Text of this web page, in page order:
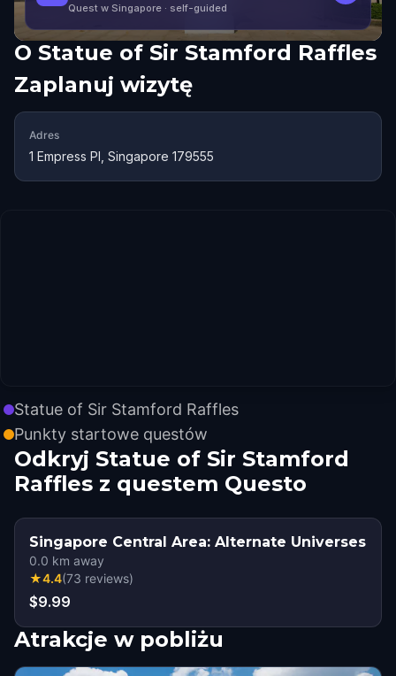
Quest w Singapore · self-guided
O Statue of Sir Stamford Raffles
Zaplanuj wizytę
Adres
1 Empress Pl, Singapore 179555
Statue of Sir Stamford Raffles
Punkty startowe questów
Odkryj Statue of Sir Stamford
Raffles z questem Questo
Singapore Central Area: Alternate Universes
0.0 km away
★4.4(73 reviews)
$9.99
Atrakcje w pobliżu